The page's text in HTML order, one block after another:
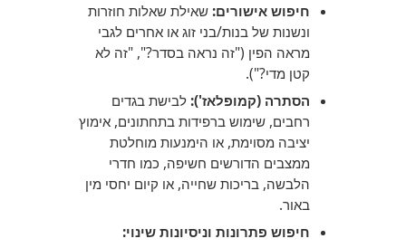
חיפוש אישורים: שאילת שאלות חוזרות
ונשנות של בנות/בני זוג או אחרים לגבי
מראה הפין ("זה נראה בסדר?", "זה לא
קטן מדי?").
הסתרה (קמופלאז'): לבישת בגדים
רחבים, שימוש ברפידות בתחתונים, אימוץ
יציבה מסוימת, או הימנעות מוחלטת
ממצבים הדורשים חשיפה, כמו חדרי
הלבשה, בריכות שחייה, או קיום יחסי מין
באור.
חיפוש פתרונות וניסיונות שינוי: